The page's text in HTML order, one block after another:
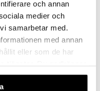
och annan
medier och
samarbetar med.
med annan
eller som de har
av vår webbplats.